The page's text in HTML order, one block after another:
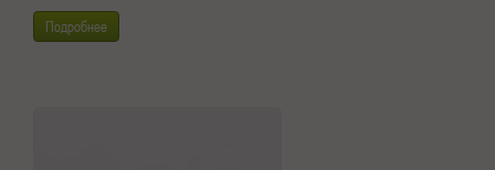
Подробнее